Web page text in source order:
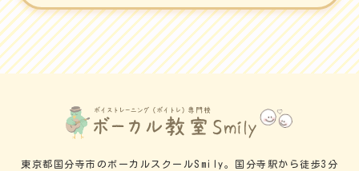
東京都国分寺市のボーカルスクールSmily。国分寺駅から徒歩3分